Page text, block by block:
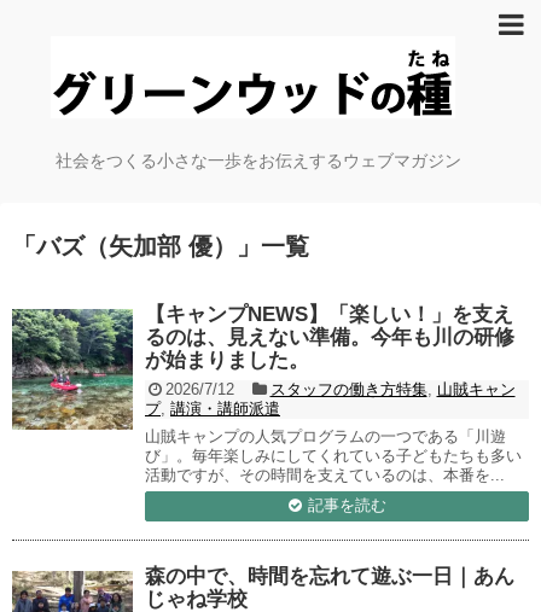
社会をつくる小さな一歩をお伝えするウェブマガジン
「バズ（矢加部 優） 」 一覧
【キャンプNEWS】「楽しい！」を支え
るのは、見えない準備。今年も川の研修
が始まりました。
2026/7/12 スタッフの働き方特集, 山賊キャン
プ, 講演・講師派遣
山賊キャンプの人気プログラムの一つである「川遊
び」。毎年楽しみにしてくれている子どもたちも多い
活動ですが、その時間を支えているのは、本番を...
記事を読む
森の中で、時間を忘れて遊ぶ一日｜あん
じゃね学校